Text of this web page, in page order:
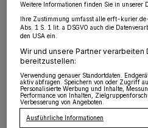
Impffortschritt auch vor
neuen Infektionswelle.
verantwortungsvoll zu
gemeinsam erreichten
gefährden. Wir sind
Pandemie angelangt“,
tragen, Abstand halten,
Weitere Informationen finden Sie in unserer
Ihre Zustimmung umfasst alle erft-
Abs. 1 S. 1 lit. a DSGVO auch die
den USA ein.
Wir und unsere Partner verarbeiten
bereitzustellen:
Verwendung genauer Standortdaten.
aktiv abfragen. Speichern von oder Zugriff
Personalisierte Werbung und Inhalte,
Performance von Inhalten,
Verbesserung von Angeboten.
Ausführliche Informationen